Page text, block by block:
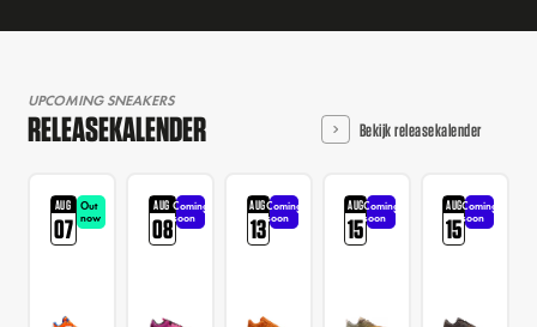
UPCOMING SNEAKERS
RELEASEKALENDER Bekijk releasekalender
AUG
07
Out
now
AUG
08
Coming
soon
AUG
13
Coming
soon
AUG
15
Coming
soon
AUG
15
Coming
soon